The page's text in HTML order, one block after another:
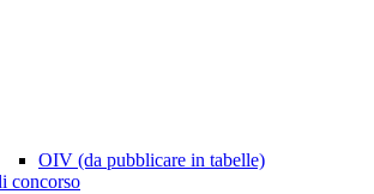
OIV (da pubblicare in tabelle)
concorso